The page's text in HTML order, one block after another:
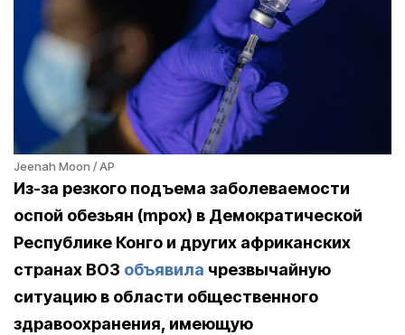
Jeenah Moon / AP
Из-за резкого подъема заболеваемости
оспой обезьян (mpox) в Демократической
Республике Конго и других африканских
странах ВОЗ объявила чрезвычайную
ситуацию в области общественного
здравоохранения, имеющую